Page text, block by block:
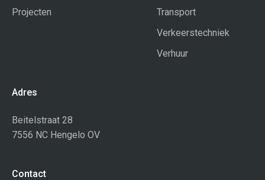
Verhuur
Projecten
Transport
Verkeerstechniek
Verhuur
Contact
Adres
Beitelstraat 28
7556 NC Hengelo OV